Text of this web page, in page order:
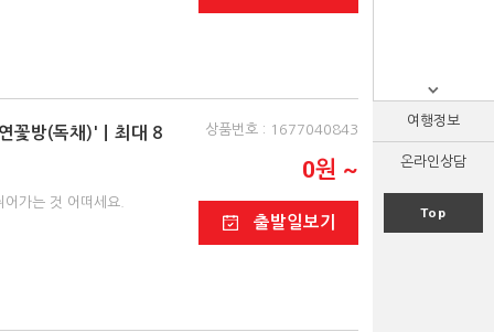
꽃방(독채)'ㅣ최대 8
가는 것 어떠세요.
상품번호 : 1677040843
0원 ~
출발일보기
여행정보
온라인상담
Top